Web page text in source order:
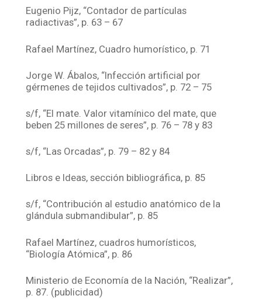
Eugenio Pijz, “Contador de partículas
radiactivas”, p. 63 – 67
Rafael Martínez, Cuadro humorístico, p. 71
Jorge W. Ábalos, “Infección artificial por
gérmenes de tejidos cultivados”, p. 72 – 75
s/f, “El mate. Valor vitamínico del mate, que
beben 25 millones de seres”, p. 76 – 78 y 83
s/f, “Las Orcadas”, p. 79 – 82 y 84
Libros e Ideas, sección bibliográfica, p. 85
s/f, “Contribución al estudio anatómico de la
glándula submandibular”, p. 85
Rafael Martínez, cuadros humorísticos,
“Biología Atómica”, p. 86
Ministerio de Economía de la Nación, “Realizar”,
p. 87. (publicidad)